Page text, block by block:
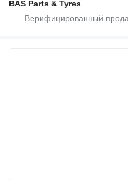
BAS Parts & Tyres